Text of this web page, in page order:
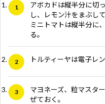
アボカドは縦半分に切
し、レモン汁をまぶして
ミニトマトは縦半分に
る。
トルティーヤは電子レ
マヨネーズ、粒マスタ
ぜておく。